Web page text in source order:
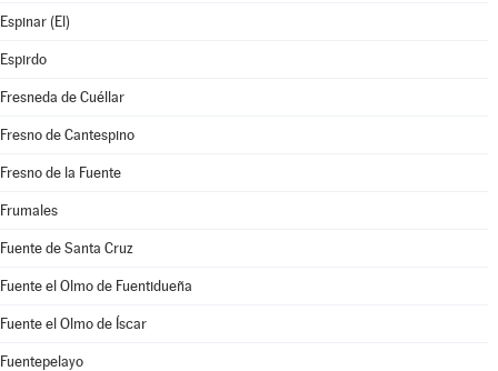
Espinar (El)
Espirdo
Fresneda de Cuéllar
Fresno de Cantespino
Fresno de la Fuente
Frumales
Fuente de Santa Cruz
Fuente el Olmo de Fuentidueña
Fuente el Olmo de Íscar
Fuentepelayo